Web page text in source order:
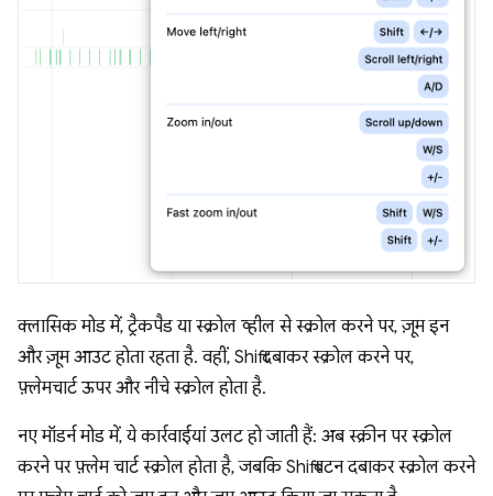
क्लासिक मोड में, ट्रैकपैड या स्क्रोल व्हील से स्क्रोल करने पर, ज़ूम इन
और ज़ूम आउट होता रहता है. वहीं, Shift दबाकर स्क्रोल करने पर,
फ़्लेमचार्ट ऊपर और नीचे स्क्रोल होता है.
नए मॉडर्न मोड में, ये कार्रवाईयां उलट हो जाती हैं: अब स्क्रीन पर स्क्रोल
करने पर फ़्लेम चार्ट स्क्रोल होता है, जबकि Shift बटन दबाकर स्क्रोल करने